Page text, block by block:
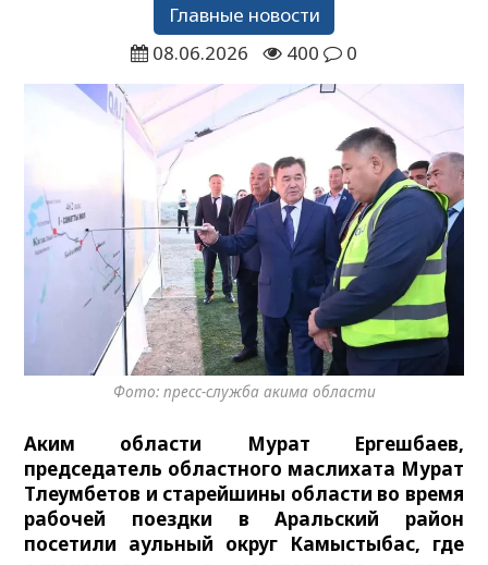
Главные новости
08.06.2026
400 0
Фото: пресс-служба акима области
Аким области Мурат Ергешбаев,
председатель областного маслихата Мурат
Тлеумбетов и старейшины области во время
рабочей поездки в Аральский район
посетили аульный округ Камыстыбас, где